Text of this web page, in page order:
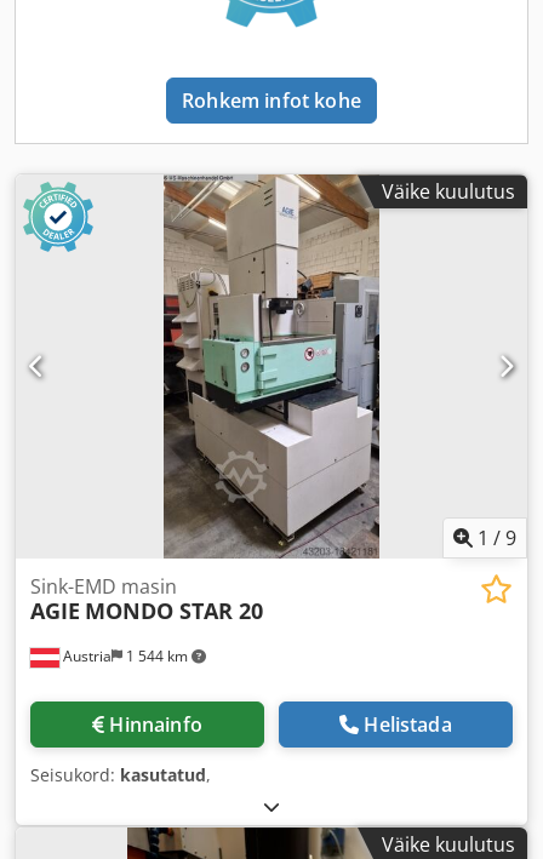
Rohkem infot kohe
Väike kuulutus
1 /9
Austria 1 544 km
Sink-EMD masin
AGIE MONDO STAR 20
Hinnainfo Helistada
Seisukord: kasutatud,
Väike kuulutus